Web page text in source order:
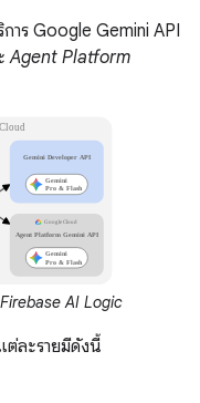
ร Google Gemini API
Agent Platform
AI Logic
ต่ละรายมีดังนี้